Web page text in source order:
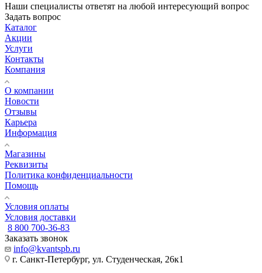
Наши специалисты ответят на любой интересующий вопрос
Задать вопрос
Каталог
Акции
Услуги
Контакты
Компания
О компании
Новости
Отзывы
Карьера
Информация
Магазины
Реквизиты
Политика конфиденциальности
Помощь
Условия оплаты
Условия доставки
8 800 700-36-83
Заказать звонок
info@kvantspb.ru
г. Санкт-Петербург, ул. Студенческая, 26к1